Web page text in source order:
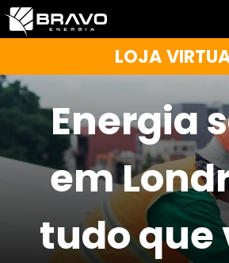
LOJA
Energia
em
tudo que